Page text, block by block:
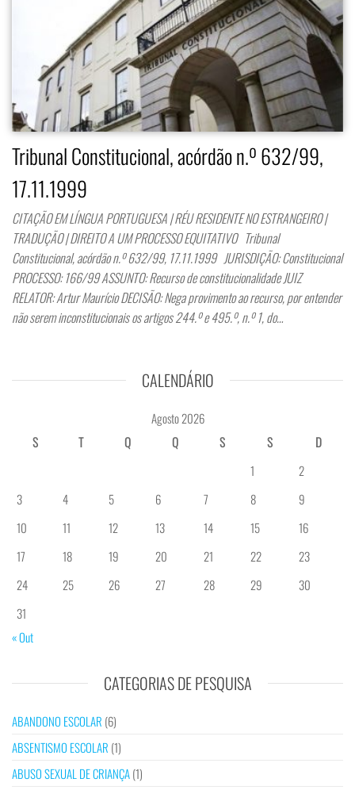
Tribunal Constitucional, acórdão n.º 632/99,
17.11.1999
CITAÇÃO EM LÍNGUA PORTUGUESA | RÉU RESIDENTE NO ESTRANGEIRO |
TRADUÇÃO | DIREITO A UM PROCESSO EQUITATIVO Tribunal
Constitucional, acórdão n.º 632/99, 17.11.1999 JURISDIÇÃO: Constitucional
PROCESSO: 166/99 ASSUNTO: Recurso de constitucionalidade JUIZ
RELATOR: Artur Maurício DECISÃO: Nega provimento ao recurso, por entender
não serem inconstitucionais os artigos 244.º e 495.º, n.º 1, do…
CALENDÁRIO
Agosto 2026
S
T Q Q S S
D
1
2
3
4 5 6 7 8
9
10
11 12 13 14 15
16
17
18 19 20 21 22
23
24
25 26 27 28 29
30
31
« Out
CATEGORIAS DE PESQUISA
ABANDONO ESCOLAR (6)
ABSENTISMO ESCOLAR (1)
ABUSO SEXUAL DE CRIANÇA(1)